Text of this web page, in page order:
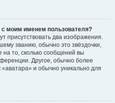
моим именем пользователя?
присутствовать два изображения.
званию, обычно это звёздочки,
на то, сколько сообщений вы
Другое, обычно более
и обычно уникально для